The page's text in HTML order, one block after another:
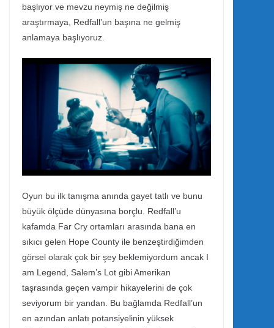
başlıyor ve mevzu neymiş ne değilmiş
araştırmaya, Redfall’un başına ne gelmiş
anlamaya başlıyoruz.
Oyun bu ilk tanışma anında gayet tatlı ve bunu
büyük ölçüde dünyasına borçlu. Redfall’u
kafamda Far Cry ortamları arasında bana en
sıkıcı gelen Hope County ile benzeştirdiğimden
görsel olarak çok bir şey beklemiyordum ancak I
am Legend, Salem’s Lot gibi Amerikan
taşrasında geçen vampir hikayelerini de çok
seviyorum bir yandan. Bu bağlamda Redfall’un
en azından anlatı potansiyelinin yüksek